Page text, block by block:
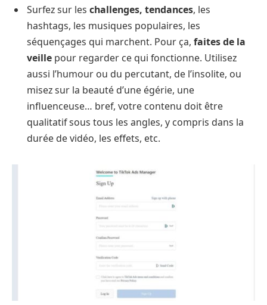
Surfez sur les challenges, tendances, les
hashtags, les musiques populaires, les
séquençages qui marchent. Pour ça, faites de la
veille pour regarder ce qui fonctionne. Utilisez
aussi l’humour ou du percutant, de l’insolite, ou
misez sur la beauté d’une égérie, une
influenceuse… bref, votre contenu doit être
qualitatif sous tous les angles, y compris dans la
durée de vidéo, les effets, etc.